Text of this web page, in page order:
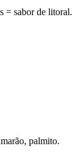
= sabor de litoral.
palmito.